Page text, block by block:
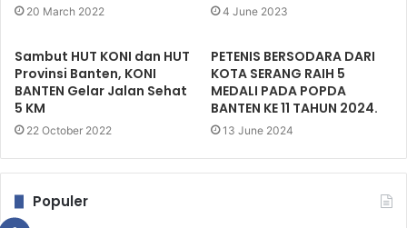
20 March 2022 4 June 2023
Sambut HUT KONI dan HUT
Provinsi Banten, KONI
BANTEN Gelar Jalan Sehat
5 KM
22 October 2022
PETENIS BERSODARA DARI
KOTA SERANG RAIH 5
MEDALI PADA POPDA
BANTEN KE 11 TAHUN 2024.
13 June 2024
Populer